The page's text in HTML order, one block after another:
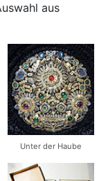
Unter der Haube
aus